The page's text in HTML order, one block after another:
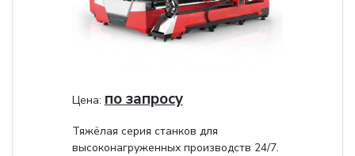
Цена: по запросу
Тяжёлая серия станков для
высоконагруженных производств 24/7.